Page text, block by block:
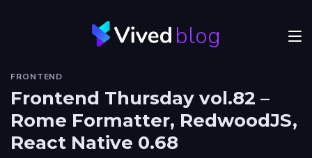
blog
Craftsmanship
Frontend
FRONTEND
Frontend Thursday vol.82 –
Rome Formatter, RedwoodJS,
React Native 0.68